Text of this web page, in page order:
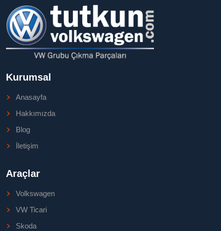
Kurumsal
Anasayfa
Hakkımızda
Blog
İletişim
Araçlar
Volkswagen
VW Ticari
Skoda